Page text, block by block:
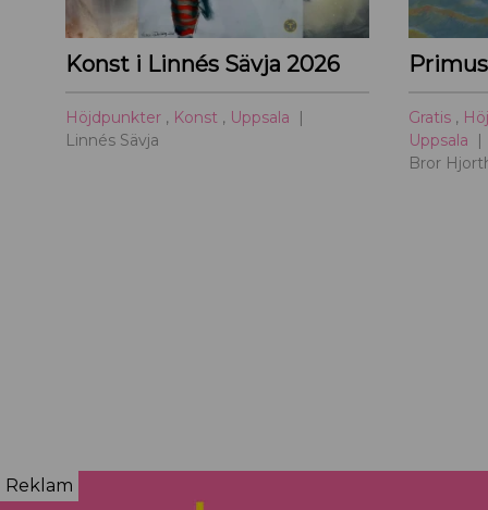
Konst i Linnés Sävja 2026
Höjdpunkter , Konst , Uppsala
Linnés Sävja
Gratis ,
Uppsala
Bror
Reklam